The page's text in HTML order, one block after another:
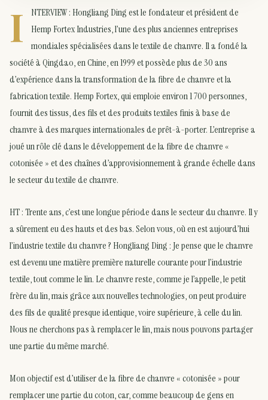
I
NTERVIEW : Hongliang Ding est le fondateur et président de
Hemp Fortex Industries, l’une des plus anciennes entreprises
mondiales spécialisées dans le textile de chanvre. Il a fondé la
société à Qingdao, en Chine, en 1999 et possède plus de 30 ans
d’expérience dans la transformation de la fibre de chanvre et la
fabrication textile. Hemp Fortex, qui emploie environ 1 700 personnes,
fournit des tissus, des fils et des produits textiles finis à base de
chanvre à des marques internationales de prêt-à-porter. L’entreprise a
joué un rôle clé dans le développement de la fibre de chanvre «
cotonisée » et des chaînes d’approvisionnement à grande échelle dans
le secteur du textile de chanvre.
HT : Trente ans, c’est une longue période dans le secteur du chanvre. Il y
a sûrement eu des hauts et des bas. Selon vous, où en est aujourd’hui
l’industrie textile du chanvre ? Hongliang Ding : Je pense que le chanvre
est devenu une matière première naturelle courante pour l’industrie
textile, tout comme le lin. Le chanvre reste, comme je l’appelle, le petit
frère du lin, mais grâce aux nouvelles technologies, on peut produire
des fils de qualité presque identique, voire supérieure, à celle du lin.
Nous ne cherchons pas à remplacer le lin, mais nous pouvons partager
une partie du même marché.
Mon objectif est d’utiliser de la fibre de chanvre « cotonisée » pour
remplacer une partie du coton, car, comme beaucoup de gens en